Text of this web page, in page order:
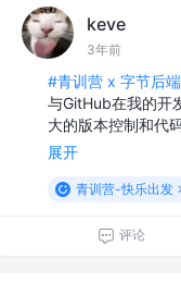
keve
3年前
#青训营 x 字节后
与GitHub在我的开
大的版本控制和代
展开
青训营-快乐出发
评论